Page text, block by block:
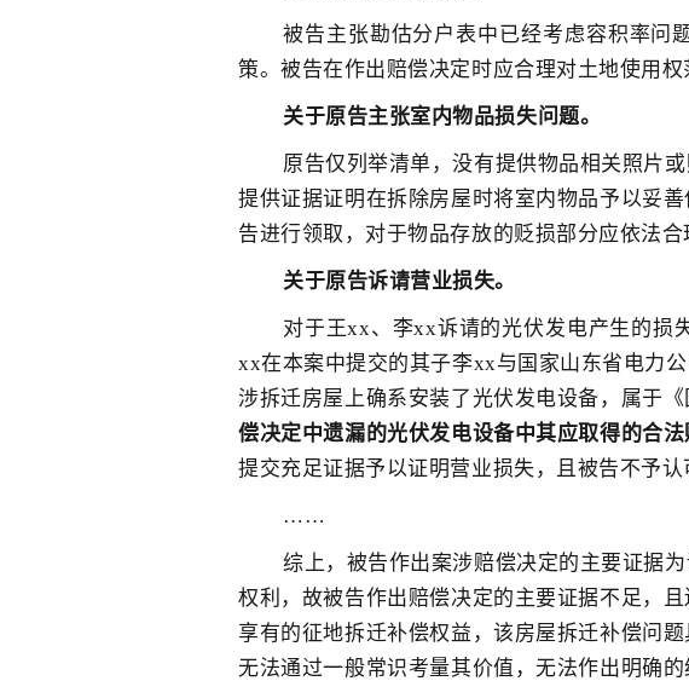
被告主张勘估分户表中已经考虑容积率问
策。被告在作出赔偿决定时应合理对土地使用
关于原告主张室内物品损失问题。
原告仅列举清单，没有提供物品相关照片
提供证据证明在拆除房屋时将室内物品予以妥
告进行领取，对于物品存放的贬损部分应依法合
关于原告诉请营业损失。
对于王xx、李xx诉请的光伏发电产生的损
xx在本案中提交的其子李xx与国家山东省电力
涉拆迁房屋上确系安装了光伏发电设备，属于
偿决定中遗漏的光伏发电设备中其应取得的合
提交充足证据予以证明营业损失，且被告不予认
……
综上，被告作出案涉赔偿决定的主要证据
权利，故被告作出赔偿决定的主要证据不足，
享有的征地拆迁补偿权益，该房屋拆迁补偿问
无法通过一般常识考量其价值，无法作出明确